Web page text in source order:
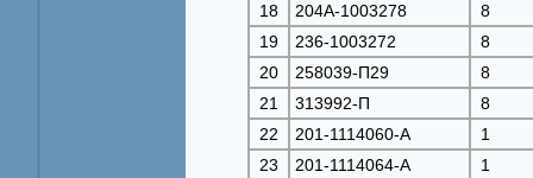
18
204А-1003278
8
19
236-1003272
8
20
258039-П29
8
21
313992-П
8
22
201-1114060-А
1
23
201-1114064-А
1